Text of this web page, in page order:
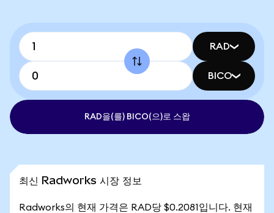
RAD
BICO
RAD을(를) BICO(으)로 스왑
최신 Radworks 시장 정보
Radworks의 현재 가격은 RAD당 $0.2081입니다. 현재